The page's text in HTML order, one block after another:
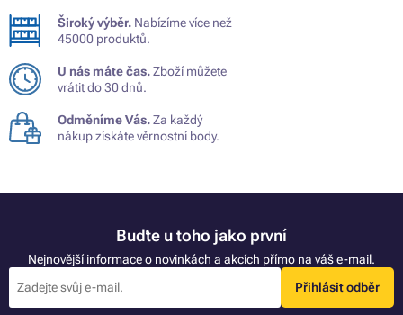
Široký výběr. Nabízíme více než
45000 produktů.
U nás máte čas.Zboží můžete
vrátit do 30 dnů.
Odměníme Vás.Za každý
nákup získáte věrnostní body.
Buďte u toho jako první
Nejnovější informace o novinkách a akcích přímo na váš e-mail.
Přihlásit odběr